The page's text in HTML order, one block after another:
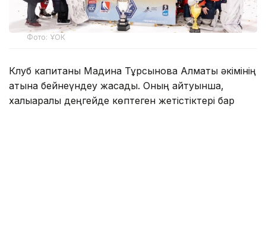
Фото: ҰОК
Клуб капитаны Мадина Тұрсынова Алматы әкімінің
атына бейнеүндеу жасады. Оның айтуынша,
халықаралық деңгейде көптеген жетістіктері бар